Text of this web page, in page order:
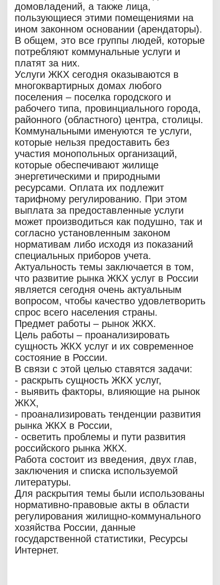
домовладений, а также лица,
пользующиеся этими помещениями на
ином законном основании (арендаторы).
В общем, это все группы людей, которые
потребляют коммунальные услуги и
платят за них.
Услуги ЖКХ сегодня оказываются в
многоквартирных домах любого
поселения – поселка городского и
рабочего типа, провинциального города,
районного (областного) центра, столицы.
Коммунальными именуются те услуги,
которые нельзя предоставить без
участия монопольных организаций,
которые обеспечивают жилище
энергетическими и природными
ресурсами. Оплата их подлежит
тарифному регулированию. При этом
выплата за предоставленные услуги
может производиться как подушно, так и
согласно установленным законом
нормативам либо исходя из показаний
специальных приборов учета.
Актуальность темы заключается в том,
что развитие рынка ЖКХ услуг в России
является сегодня очень актуальным
вопросом, чтобы качество удовлетворить
спрос всего населения страны.
Предмет работы – рынок ЖКХ.
Цель работы – проанализировать
сущность ЖКХ услуг и их современное
состояние в России.
В связи с этой целью ставятся задачи:
- раскрыть сущность ЖКХ услуг,
- выявить факторы, влияющие на рынок
ЖКХ,
- проанализировать тенденции развития
рынка ЖКХ в России,
- осветить проблемы и пути развития
российского рынка ЖКХ.
Работа состоит из введения, двух глав,
заключения и списка используемой
литературы.
Для раскрытия темы были использованы
нормативно-правовые акты в области
регулирования жилищно-коммунального
хозяйства России, данные
государственной статистики, Ресурсы
Интернет.